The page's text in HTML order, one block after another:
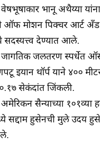
वेषभूषाकार भानू अथैय्या
ऑफ मोशन पिक्‍चर आर्ट अँड
देण्यात आले.
जागतिक जलतरण स्पर्धेत
इयान थॉर्प याने ४००
सेकंदांत जिंकली.
अमेरिकन सैन्याच्या १०१व्या
सद्दाम हुसेनची मुले उदय